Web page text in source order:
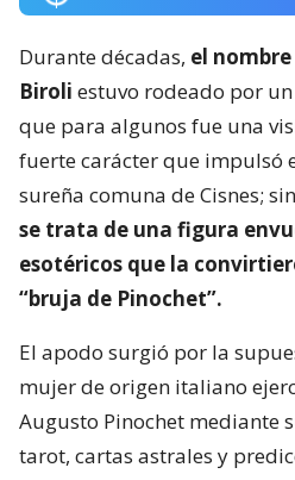
Durante décadas, el
Biroli estuvo rodeado por
que para algunos fue una
fuerte carácter que impulsó
sureña comuna de Cisnes;
se trata de una figura
esotéricos que la
“bruja de Pinochet”.
El apodo surgió por la
mujer de origen italiano
Augusto Pinochet mediante
tarot, cartas astrales y